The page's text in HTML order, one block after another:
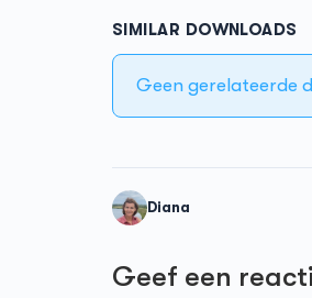
SIMILAR DOWNLOADS
Geen gerelateerde
Diana
Geef een